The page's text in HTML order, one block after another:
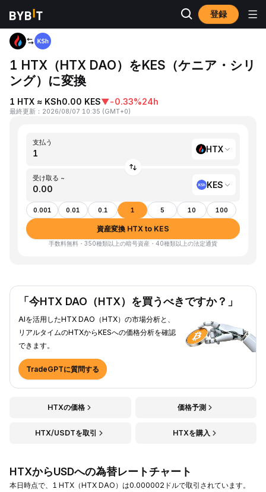
登録
ホーム HTX to KES
1 HTX（HTX DAO）をKES（ケニア・シリ
ング）に変換
1 HTX ≈ KSh0.00 KES▼-0.33%24h
最終更新 ： 2026/08/07 10:35 (GMT+0)
支払う
HTX
受け取る ~
KES
0.001 0.01 0.1 1 5 10 100
資産変換 HTX to KES
手数料無料・350種類以上の暗号資産・40種類以上の法定通貨
「今HTX DAO（HTX）を買うべきですか？」
AIを活用したHTX DAO（HTX）の市場分析と、
リアルタイムのHTXからKESへの価格分析を確認
できます。
TradeGPTに質問する
HTXの価格 価格予測
HTX/USDTを取引 HTXを購入
HTXからUSDへの為替レートチャート
本日時点で、1 HTX（HTX DAO）は0.000002ドルで取引されています。